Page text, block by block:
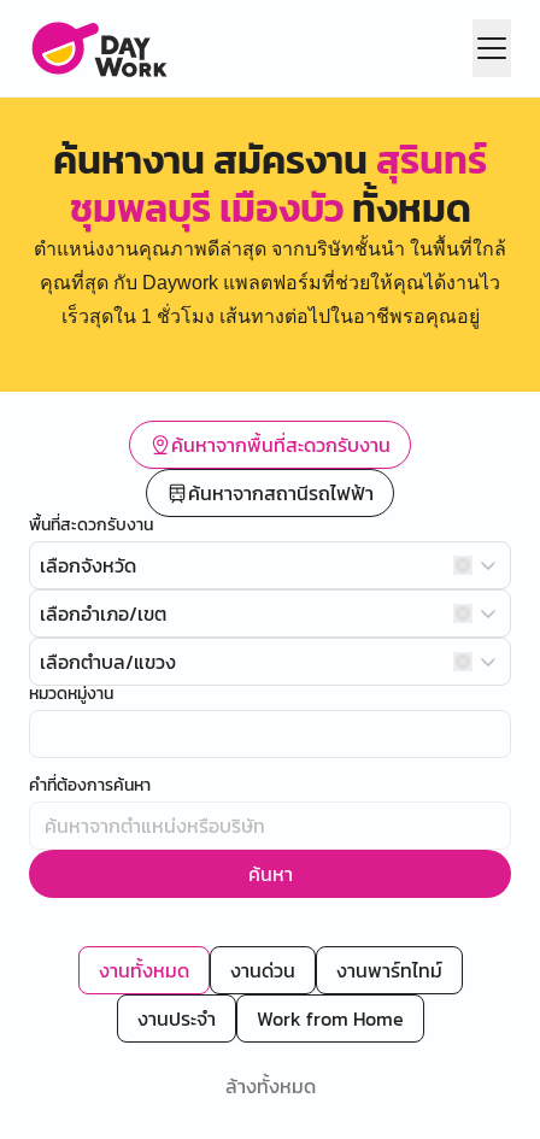
ค้นหางาน สมัครงานสุรินทร์
ชุมพลบุรี เมืองบัวทั้งหมด
ตำแหน่งงานคุณภาพดีล่าสุด จากบริษัทชั้นนำ ในพื้นที่ใกล้
คุณที่สุด กับ Daywork แพลตฟอร์มที่ช่วยให้คุณได้งานไว
เร็วสุดใน 1 ชั่วโมง เส้นทางต่อไปในอาชีพรอคุณอยู่
ค้นหาจากพื้นที่สะดวกรับงาน
ค้นหาจากสถานีรถไฟฟ้า
พื้นที่สะดวกรับงาน
เลือกจังหวัด
เลือกอำเภอ/เขต
เลือกตำบล/แขวง
หมวดหมู่งาน
คำที่ต้องการค้นหา
ค้นหา
งานทั้งหมด งานด่วน
งานพาร์ทไทม์
งานประจำ
Work from Home
ล้างทั้งหมด